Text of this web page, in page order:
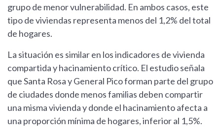
grupo de menor vulnerabilidad. En ambos casos, este
tipo de viviendas representa menos del 1,2% del total
de hogares.
La situación es similar en los indicadores de vivienda
compartida y hacinamiento crítico. El estudio señala
que Santa Rosa y General Pico forman parte del grupo
de ciudades donde menos familias deben compartir
una misma vivienda y donde el hacinamiento afecta a
una proporción mínima de hogares, inferior al 1,5%.